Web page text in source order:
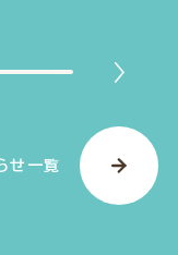
せ一覧